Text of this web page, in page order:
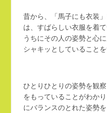
昔から、「馬子にも衣装
は、すばらしい衣服を着
うちにその人の姿勢と心
シャキッとしていること
ひとりひとりの姿勢を観
をもっていることがわか
にバランスのとれた姿勢